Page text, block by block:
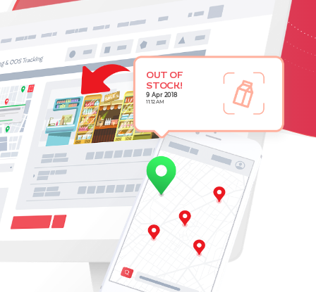
OUT OF
STOCK!
9 Apr 2018
11:12 AM